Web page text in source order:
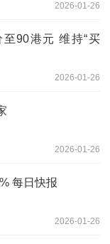
2026-01-26
90港元 维持“买
2026-01-26
2026-01-26
每日快报
2026-01-26